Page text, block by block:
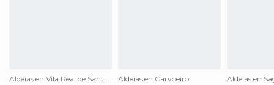
Aldeias en Vila Real de Santo António
Aldeias en Carvoeiro
Aldeias en